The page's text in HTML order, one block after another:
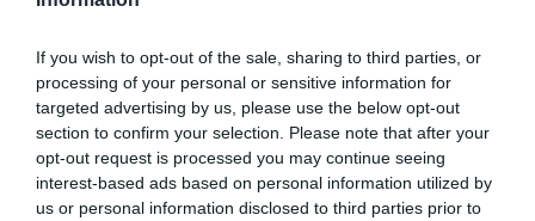
If you wish to opt-out of the sale, sharing to third parties, or
processing of your personal or sensitive information for
targeted advertising by us, please use the below opt-out
section to confirm your selection. Please note that after your
opt-out request is processed you may continue seeing
interest-based ads based on personal information utilized by
us or personal information disclosed to third parties prior to
πετάει για
Σκηνή